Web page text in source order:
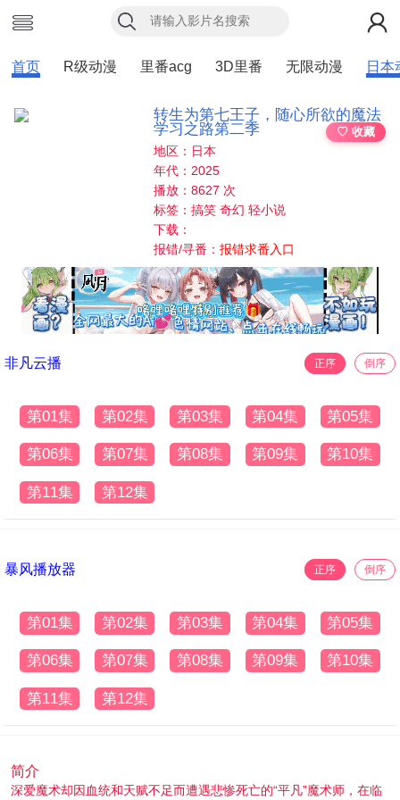
首页 R级动漫 里番acg 3D里番 无限动漫 日本
转生为第七王子，随心所欲的魔法
学习之路第二季
♡ 收藏
地区：日本
年代：2025
播放：8627 次
标签：搞笑 奇幻 轻小说
下载：
报错/寻番：报错求番入口
非凡云播 正序 倒序
第01集 第02集 第03集 第04集 第05集
第06集 第07集 第08集 第09集 第10集
第11集 第12集
暴风播放器 正序 倒序
第01集 第02集 第03集 第04集 第05集
第06集 第07集 第08集 第09集 第10集
第11集 第12集
简介
深爱魔术却因血统和天赋不足而遭遇悲惨死亡的“平凡”魔术师，在临